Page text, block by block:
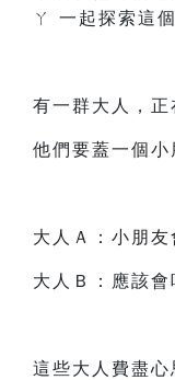
ㄚ 一起探索這
有一群大人，正
他們要蓋一個小
大人Ａ：小朋友
大人Ｂ：應該會
這些大人費盡